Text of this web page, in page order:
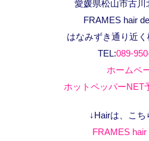
愛媛県松山市古川
FRAMES hair
はなみずき通り近く
TEL:089-
ホームペ
ホットペッパーNET
↓Hairは、こち
FRAMES hair